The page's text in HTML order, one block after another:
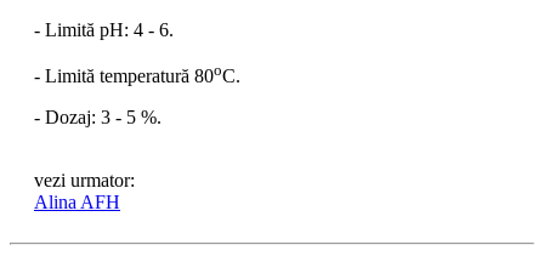
- Limită pH: 4 - 6.
- Limită temperatură 80oC.
- Dozaj: 3 - 5 %.
vezi urmator:
Alina AFH